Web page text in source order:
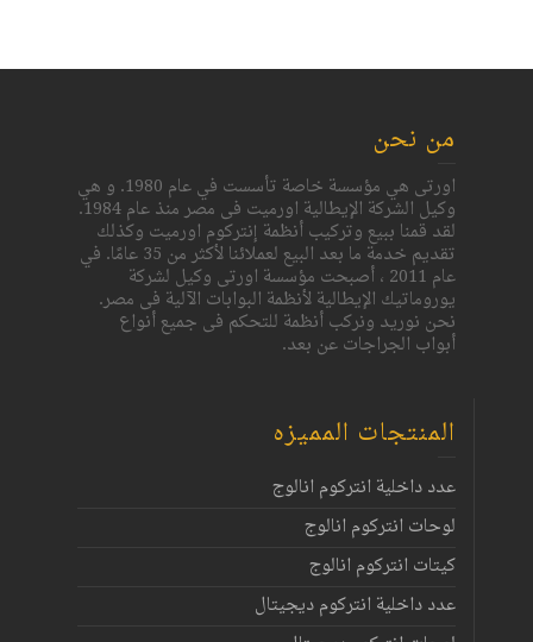
من نحن
اورتى هي مؤسسة خاصة تأسست في عام 1980. و هي
وكيل الشركة الإيطالية اورميت فى مصر منذ عام 1984.
لقد قمنا ببيع وتركيب أنظمة إنتركوم اورميت وكذلك
تقديم خدمة ما بعد البيع لعملائنا لأكثر من 35 عامًا. في
عام 2011 ، أصبحت مؤسسة اورتى وكيل لشركة
يوروماتيك الإيطالية لأنظمة البوابات الآلية فى مصر.
نحن نوريد ونركب أنظمة للتحكم فى جميع أنواع
أبواب الجراجات عن بعد.
المنتجات المميزه
عدد داخلية انتركوم انالوج
لوحات انتركوم انالوج
كيتات انتركوم انالوج
عدد داخلية انتركوم ديجيتال